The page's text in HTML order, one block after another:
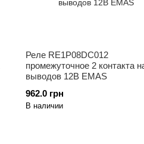
Реле RE1P08DC012
промежуточное 2 контакта
выводов 12В EMAS
962.0 грн
В наличии